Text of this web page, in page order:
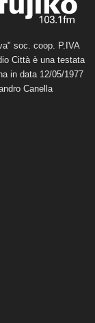
soc. coop. P.IVA
Città è una testata
in data 12/05/1977
Canella